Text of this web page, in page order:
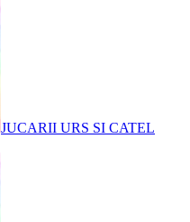
JUCARII URS SI CATEL